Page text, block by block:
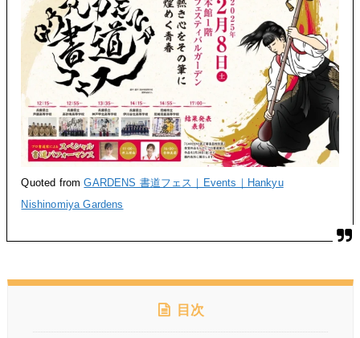
Quoted fromGARDENS 書道フェス｜Events｜Hankyu
Nishinomiya Gardens
目次